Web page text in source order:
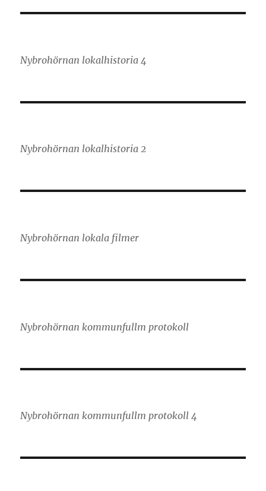
Nybrohörnan lokalhistoria 4
Nybrohörnan lokalhistoria 2
Nybrohörnan lokala filmer
Nybrohörnan kommunfullm protokoll
Nybrohörnan kommunfullm protokoll 4